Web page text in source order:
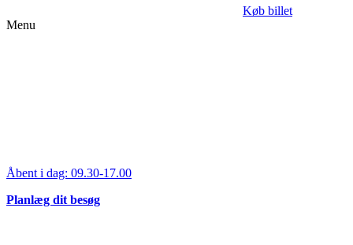
Køb billet
Menu
Åbent i dag: 09.30-17.00
Planlæg dit besøg